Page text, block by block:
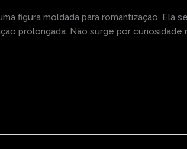
figura moldada para romantização. Ela
prolongada. Não surge por curiosidade